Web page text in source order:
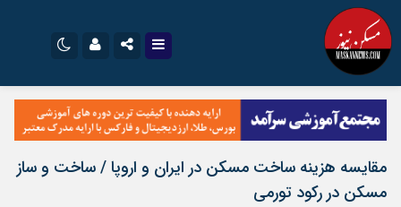
اینستاگرام
تلگرام
سروش
ایتا
آپارات
اپلیکیشن
نام کاربری یا نشانی ایمیل
رمز عبور
مقایسه هزینه ‌ساخت مسکن در ایران و اروپا / ساخت و ساز
مسکن در رکود تورمی